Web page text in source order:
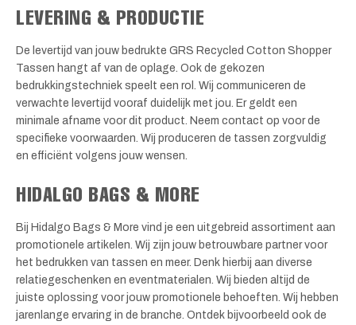
LEVERING & PRODUCTIE
De levertijd van jouw bedrukte GRS Recycled Cotton Shopper
Tassen hangt af van de oplage. Ook de gekozen
bedrukkingstechniek speelt een rol. Wij communiceren de
verwachte levertijd vooraf duidelijk met jou. Er geldt een
minimale afname voor dit product. Neem contact op voor de
specifieke voorwaarden. Wij produceren de tassen zorgvuldig
en efficiënt volgens jouw wensen.
HIDALGO BAGS & MORE
Bij Hidalgo Bags & More vind je een uitgebreid assortiment aan
promotionele artikelen. Wij zijn jouw betrouwbare partner voor
het bedrukken van tassen en meer. Denk hierbij aan diverse
relatiegeschenken en eventmaterialen. Wij bieden altijd de
juiste oplossing voor jouw promotionele behoeften. Wij hebben
jarenlange ervaring in de branche. Ontdek bijvoorbeeld ook de